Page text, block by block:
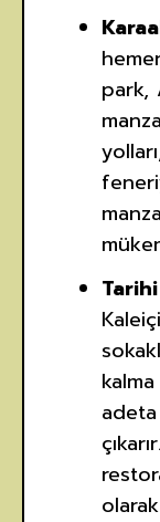
park,